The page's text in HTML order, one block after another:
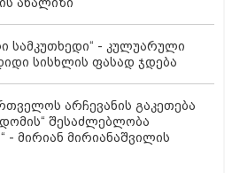
ანალიზი
სამკუთხედი“ - კულუარული
სისხლის ფასად ჯდება
არჩევანის გაკეთება
შესაძლებლობა
მირიან მირიანაშვილის